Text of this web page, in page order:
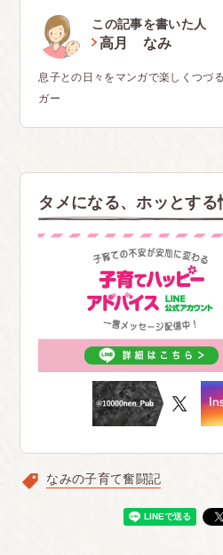
この記事を書いた人
高月 なみ
息子との日々をマンガで楽しくつづ
ガー
タメになる、ホッとす
なみの子育て奮闘記